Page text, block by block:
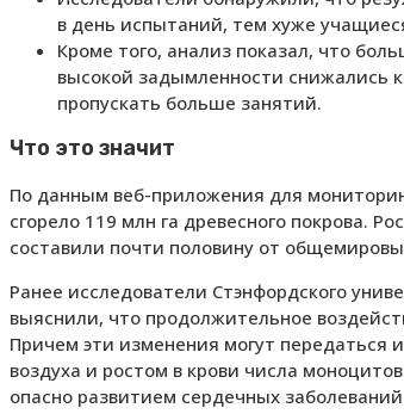
в день испытаний, тем хуже
Кроме того, анализ показал, что
высокой задымленности снижались
пропускать больше занятий.
Что это значит
По данным веб-приложения для
сгорело 119 млн га древесного покрова.
составили почти половину от
Ранее исследователи Стэнфордского
выяснили, что продолжительное
Причем эти изменения могут
воздуха и ростом в крови числа
опасно развитием сердечных